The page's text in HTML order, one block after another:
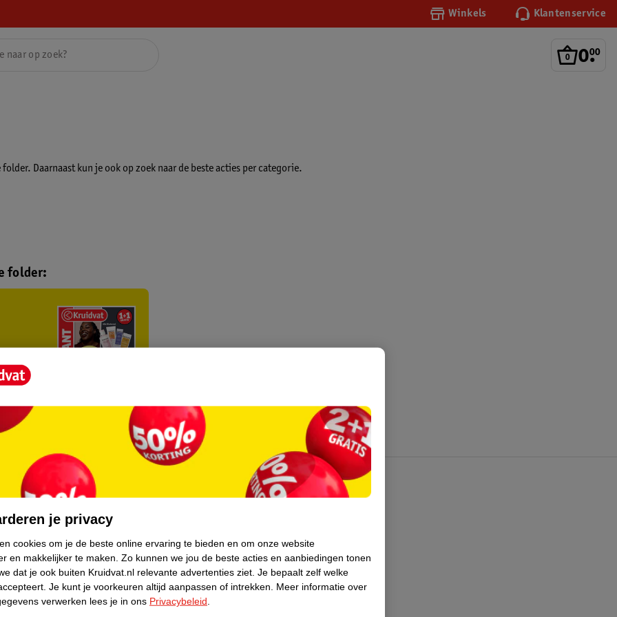
Winkels Klantenservice
0.
00
Daarnaast kun je ook op zoek naar de beste acties per categorie.
folder:
Over Kruidvat
Pers
Winkelformule
Bedrijfsgegevens
je privacy
cookies om je de beste online ervaring te bieden en om onze website
en makkelijker te maken. Zo kunnen we jou de beste acties en aanbiedingen tonen
dat je ook buiten Kruidvat.nl relevante advertenties ziet. Je bepaalt zelf welke
Je kunt je voorkeuren altijd aanpassen of intrekken.
Meer informatie over
verwerken lees je in ons Privacybeleid